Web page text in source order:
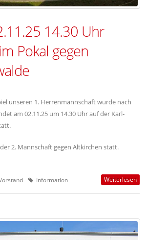
14.30 Uhr
Pokal gegen
unseren 1. Herrenmannschaft wurde nach
am 02.11.25 um 14.30 Uhr auf der Karl-
2. Mannschaft gegen Altkirchen statt.
Information Weiterlesen